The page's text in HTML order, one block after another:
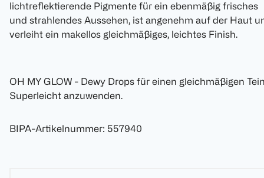
lichtreflektierende Pigmente für ein ebenmäßig frisches
und strahlendes Aussehen, ist angenehm auf der Haut
verleiht ein makellos gleichmäßiges, leichtes Finish.
OH MY GLOW - Dewy Drops für einen gleichmäßigen
Superleicht anzuwenden.
BIPA-Artikelnummer: 557940